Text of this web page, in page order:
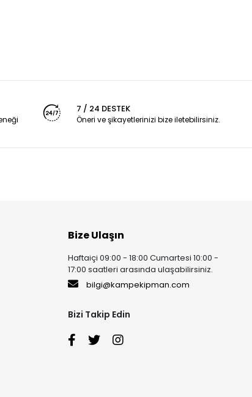
7 / 24 DESTEK
Öneri ve şikayetlerinizi bize iletebilirsiniz.
Bize Ulaşın
Haftaiçi 09:00 - 18:00 Cumartesi 10:00 -
17:00 saatleri arasında ulaşabilirsiniz.
bilgi@kampekipman.com
Bizi Takip Edin